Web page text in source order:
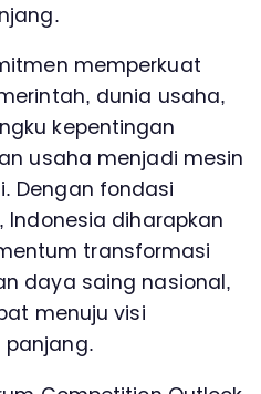
memperkuat
dunia usaha,
kepentingan
usaha menjadi mesin
Dengan fondasi
diharapkan
transformasi
daya saing nasional,
menuju visi
panjang.